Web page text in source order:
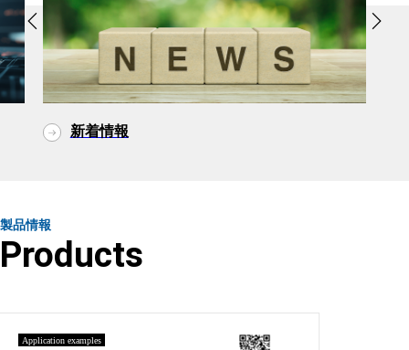
新着情報
製品情報
Products
Application examples